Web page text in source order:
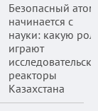
Безопасный атом
начинается с
науки: какую
играют
реакторы
Казахстана